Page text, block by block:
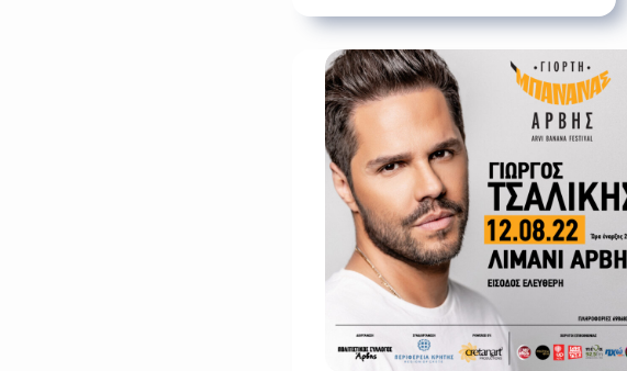
Nikolaos
comienza
el
próximo
sábado
11/02
con
Tony
Spinos